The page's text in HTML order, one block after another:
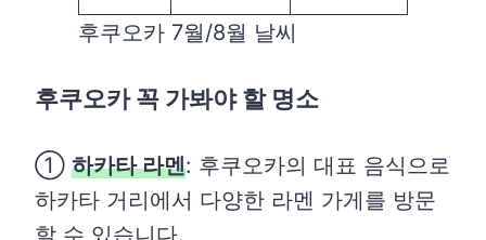
후쿠오카 7월/8월 날씨
후쿠오카 꼭 가봐야 할 명소
① 하카타 라멘: 후쿠오카의 대표 음식으로
하카타 거리에서 다양한 라멘 가게를 방문
할 수 있습니다.